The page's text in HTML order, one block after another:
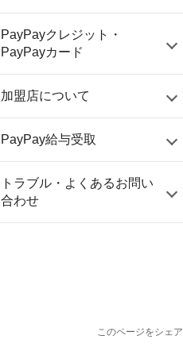
PayPayクレジット・
PayPayカード
加盟店について
PayPay給与受取
トラブル・よくあるお問い
合わせ
このページをシェア